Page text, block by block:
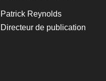
Patrick Reynolds
Directeur de publication